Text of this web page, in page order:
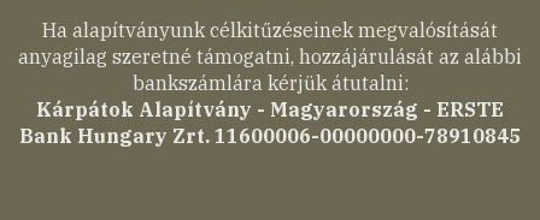
Ha alapítványunk célkitűzéseinek megvalósítását
anyagilag szeretné támogatni, hozzájárulását az alábbi
bankszámlára kérjük átutalni:
Kárpátok Alapítvány - Magyarország - ERSTE
Bank Hungary Zrt. 11600006-00000000-78910845